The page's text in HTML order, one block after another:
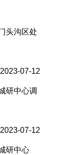
头沟区处
2023-07-12
研中心调
2023-07-12
研中心